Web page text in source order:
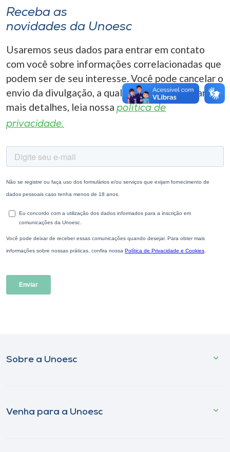
A+
Receba as
novidades da Unoesc
Usaremos seus dados para entrar em contato
com você sobre informações correlacionadas que
podem ser de seu interesse. Você pode cancelar o
envio da divulgação, a qualquer momento. Para
mais detalhes, leia nossa política de
privacidade.
Sobre a Unoesc
Venha para a Unoesc